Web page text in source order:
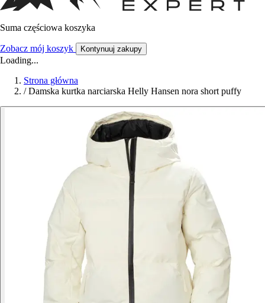
Suma częściowa koszyka
Zobacz mój koszyk Kontynuuj zakupy
Loading...
Strona główna
/ Damska kurtka narciarska Helly Hansen nora short puffy